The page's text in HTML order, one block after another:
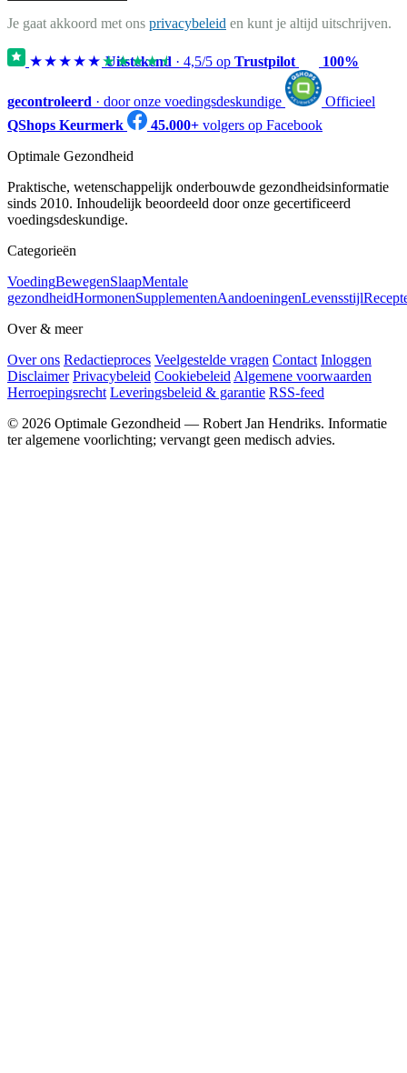
Je gaat akkoord met ons privacybeleid en kunt je altijd uitschrijven.
★★★★★★★★★★
Uitstekend · 4,5/5 op Trustpilot 100%
gecontroleerd · door onze voedingsdeskundige
Officieel
QShops Keurmerk
45.000+ volgers op Facebook
Optimale Gezondheid
Praktische, wetenschappelijk onderbouwde gezondheidsinformatie
sinds 2010. Inhoudelijk beoordeeld door onze gecertificeerd
voedingsdeskundige.
Categorieën
VoedingBewegenSlaapMentale
gezondheidHormonenSupplementenAandoeningenLevensstijl
Over & meer
Over ons Redactieproces Veelgestelde vragen Contact Inloggen
Disclaimer Privacybeleid Cookiebeleid Algemene voorwaarden
Herroepingsrecht Leveringsbeleid & garantie RSS-feed
© 2026 Optimale Gezondheid — Robert Jan Hendriks. Informatie
ter algemene voorlichting; vervangt geen medisch advies.